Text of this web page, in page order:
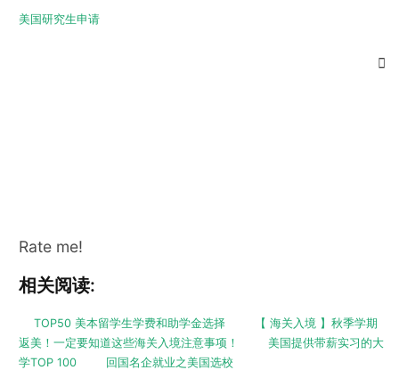
美国研究生申请
Rate me!
相关阅读:
TOP50 美本留学生学费和助学金选择
【 海关入境 】秋季学期
返美！一定要知道这些海关入境注意事项！
美国提供带薪实习的大
学TOP 100
回国名企就业之美国选校